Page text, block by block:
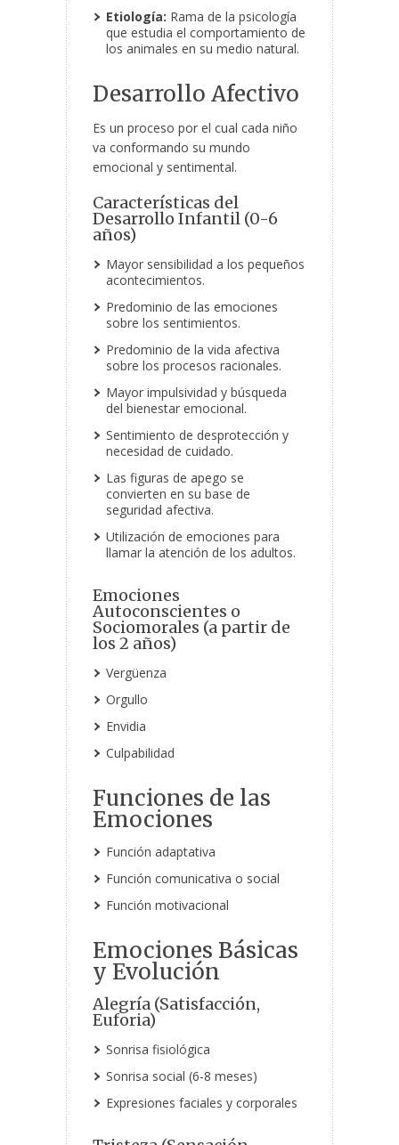
Etiología: Rama de la psicología
que estudia el comportamiento de
los animales en su medio natural.
Desarrollo Afectivo
Es un proceso por el cual cada niño
va conformando su mundo
emocional y sentimental.
Características del
Desarrollo Infantil (0-6
años)
Mayor sensibilidad a los pequeños
acontecimientos.
Predominio de las emociones
sobre los sentimientos.
Predominio de la vida afectiva
sobre los procesos racionales.
Mayor impulsividad y búsqueda
del bienestar emocional.
Sentimiento de desprotección y
necesidad de cuidado.
Las figuras de apego se
convierten en su base de
seguridad afectiva.
Utilización de emociones para
llamar la atención de los adultos.
Emociones
Autoconscientes o
Sociomorales (a partir de
los 2 años)
Vergüenza
Orgullo
Envidia
Culpabilidad
Funciones de las
Emociones
Función adaptativa
Función comunicativa o social
Función motivacional
Emociones Básicas
y Evolución
Alegría (Satisfacción,
Euforia)
Sonrisa fisiológica
Sonrisa social (6-8 meses)
Expresiones faciales y corporales